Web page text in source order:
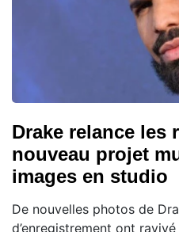
Drake relance les
nouveau projet
images en studio
De nouvelles photos de
d’enregistrement ont